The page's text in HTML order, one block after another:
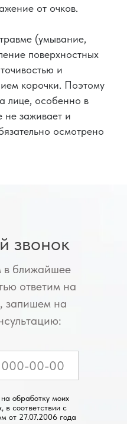
от очков.
(умывание,
поверхностных
и
корочки. Поэтому
лице, особенно в
не заживает и
осмотрено
звонок
ближайшее
ответим на
запишем на
обработку моих
в соответствии с
от 27.07.2006 года